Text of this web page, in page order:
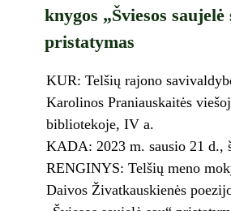
knygos „Šviesos saujelė
pristatymas
KUR: Telšių rajono
Karolinos Praniauskaitės
bibliotekoje, IV a.
KADA: 2023 m. sausio 21 d.,
RENGINYS: Telšių meno
Daivos Živatkauskienės